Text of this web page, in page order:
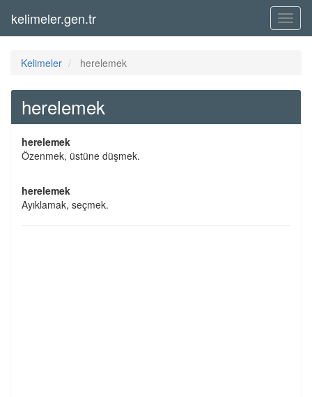
Menü
kelimeler.gen.tr
Kelimeler herelemek
herelemek
herelemek
Özenmek, üstüne düşmek.
herelemek
Ayıklamak, seçmek.